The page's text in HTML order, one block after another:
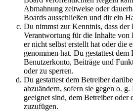
Abmahnung zeitweise oder
Boards ausschließen und dir ein
Du nimmst zur Kenntnis, dass der
Verantwortung für die Inhalte von
er nicht selbst erstellt hat oder die
genommen hat. Du gestattest dem
Benutzerkonto, Beiträge und
oder zu sperren.
Du gestattest dem Betreiber
abzuändern, sofern sie gegen o.
geeignet sind, dem Betreiber oder
zuzufügen.